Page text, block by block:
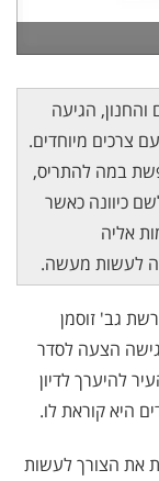
הגיעה
צרכים מיוחדים.
במה להתריס,
כיוונה כאשר
אליה
לעשות מעשה.
גב' זוסמן
הצעה לסדר
להיערך לדיון
היא קוראת לו.
את הצורך לעשות